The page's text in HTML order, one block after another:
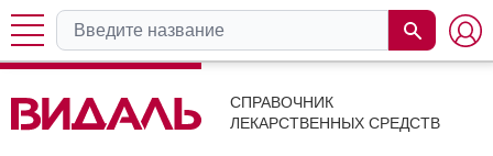
СПРАВОЧНИК
ЛЕКАРСТВЕННЫХ СРЕДСТВ